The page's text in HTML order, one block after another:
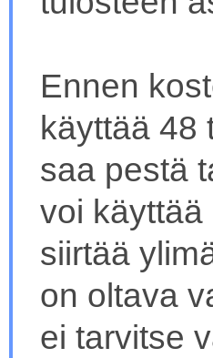
Ennen
käyttää 48
saa pestä
voi käyttää
siirtää
on oltava
ei tarvitse